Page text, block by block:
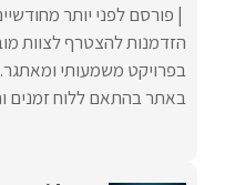
פורסם לפני יותר
הזדמנות להצטרף לצוות
בפרויקט משמעותי
באתר בהתאם ללוח זמנים